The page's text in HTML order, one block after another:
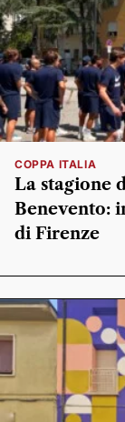
COPPA ITALIA
La stagione
Benevento:
di Firenze